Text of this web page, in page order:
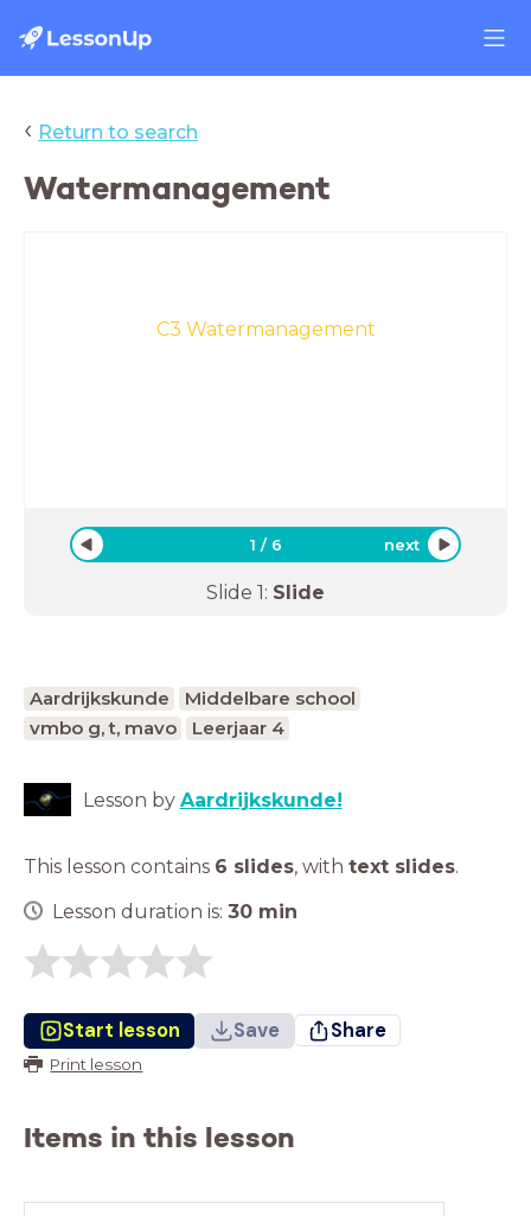
‹ Return to search
Watermanagement
C3 Watermanagement
1 / 6 next
Slide 1: Slide
Aardrijkskunde
Middelbare school
vmbo g, t, mavo
Leerjaar 4
Lesson by Aardrijkskunde!
This lesson contains 6 slides, with text slides.
Lesson duration is: 30 min
Start lesson Save Share
Print lesson
Items in this lesson